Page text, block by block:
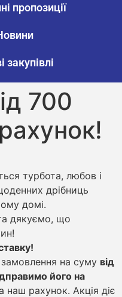
пропозиції
закупівлі
700
турбота, любов і
дрібниць
домі.
дякуємо, що
на суму від
його на
наш рахунок. Акція діє